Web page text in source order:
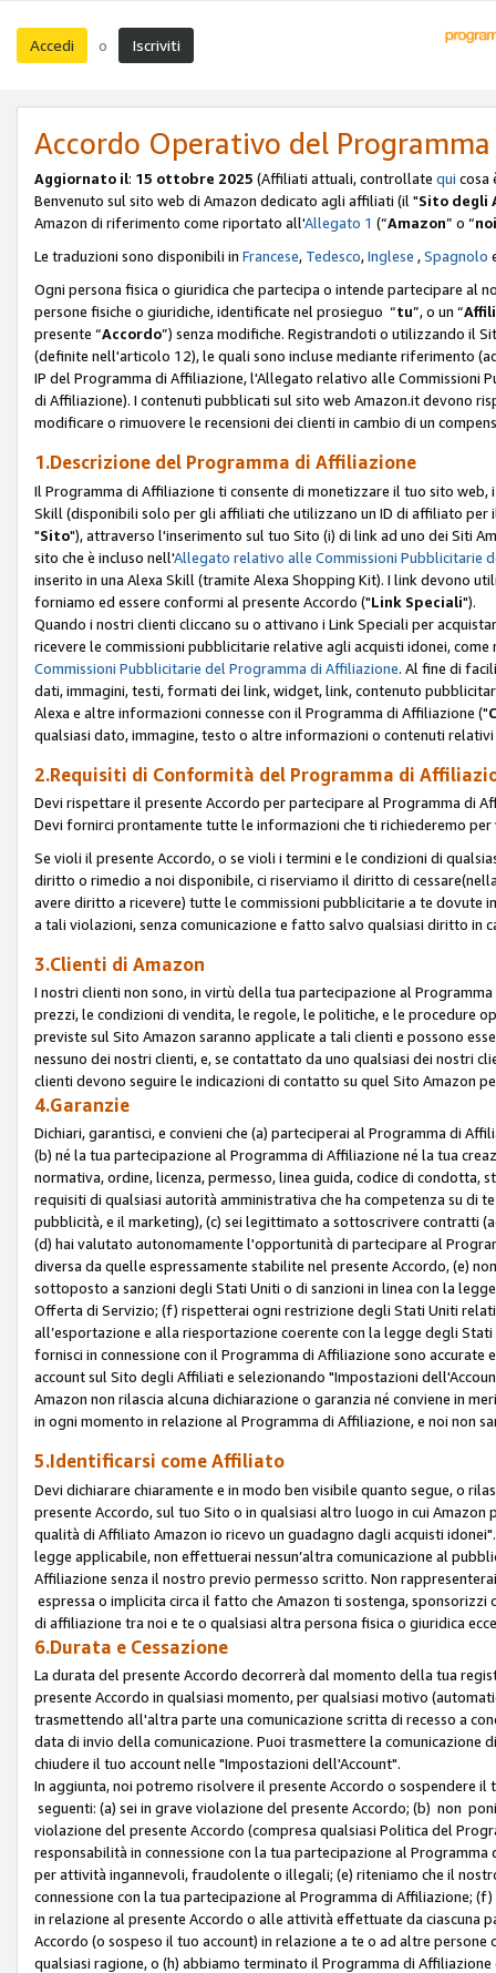
Accedi o Iscriviti
Accordo Operativo del
Aggiornato il: 15 ottobre 2025 (Affiliati attuali, controllate qui cosa
Benvenuto sul sito web di Amazon dedicato agli affiliati (il "Sito degli
Amazon di riferimento come riportato all'Allegato 1 (“Amazon” o “noi
Le traduzioni sono disponibili in Francese, Tedesco,Inglese ,Spagnolo
Ogni persona fisica o giuridica che partecipa o intende partecipare al
persone fisiche o giuridiche, identificate nel prosieguo “tu”, o un “
presente “Accordo”) senza modifiche. Registrandoti o utilizzando il
(definite nell'articolo 12), le quali sono incluse mediante riferimento
IP del Programma di Affiliazione, l'Allegato relativo alle Commissioni
di Affiliazione). I contenuti pubblicati sul sito web Amazon.it devono
modificare o rimuovere le recensioni dei clienti in cambio di un
1.Descrizione del Programma di Affiliazione
Il Programma di Affiliazione ti consente di monetizzare il tuo sito
Skill (disponibili solo per gli affiliati che utilizzano un ID di affiliato per
"Sito"), attraverso l'inserimento sul tuo Sito (i) di link ad uno dei Siti
sito che è incluso nell'Allegato relativo alle Commissioni Pubblicitarie
inserito in una Alexa Skill (tramite Alexa Shopping Kit). I link devono
forniamo ed essere conformi al presente Accordo ("Link Speciali").
Quando i nostri clienti cliccano su o attivano i Link Speciali per
ricevere le commissioni pubblicitarie relative agli acquisti idonei,
Commissioni Pubblicitarie del Programma di Affiliazione. Al fine di
dati, immagini, testi, formati dei link, widget, link, contenuto
Alexa e altre informazioni connesse con il Programma di Affiliazione ("
qualsiasi dato, immagine, testo o altre informazioni o contenuti
2.Requisiti di Conformità del Programma di
Devi rispettare il presente Accordo per partecipare al Programma di
Devi fornirci prontamente tutte le informazioni che ti richiederemo
Se violi il presente Accordo, o se violi i termini e le condizioni di
diritto o rimedio a noi disponibile, ci riserviamo il diritto di
avere diritto a ricevere) tutte le commissioni pubblicitarie a te dovute
a tali violazioni, senza comunicazione e fatto salvo qualsiasi diritto in
3.Clienti di Amazon
I nostri clienti non sono, in virtù della tua partecipazione al
prezzi, le condizioni di vendita, le regole, le politiche, e le procedure
previste sul Sito Amazon saranno applicate a tali clienti e possono
nessuno dei nostri clienti, e, se contattato da uno qualsiasi dei nostri
clienti devono seguire le indicazioni di contatto su quel Sito Amazon
4.Garanzie
Dichiari, garantisci, e convieni che (a) parteciperai al Programma di
(b) né la tua partecipazione al Programma di Affiliazione né la tua
normativa, ordine, licenza, permesso, linea guida, codice di
requisiti di qualsiasi autorità amministrativa che ha competenza su di
pubblicità, e il marketing), (c) sei legittimato a sottoscrivere contratti
(d) hai valutato autonomamente l'opportunità di partecipare al
diversa da quelle espressamente stabilite nel presente Accordo, (e)
sottoposto a sanzioni degli Stati Uniti o di sanzioni in linea con la
Offerta di Servizio; (f) rispetterai ogni restrizione degli Stati Uniti
all’esportazione e alla riesportazione coerente con la legge degli
fornisci in connessione con il Programma di Affiliazione sono
account sul Sito degli Affiliati e selezionando "Impostazioni
Amazon non rilascia alcuna dichiarazione o garanzia né conviene in
in ogni momento in relazione al Programma di Affiliazione, e noi non
5.Identificarsi come Affiliato
Devi dichiarare chiaramente e in modo ben visibile quanto segue, o
presente Accordo, sul tuo Sito o in qualsiasi altro luogo in cui
qualità di Affiliato Amazon io ricevo un guadagno dagli acquisti
legge applicabile, non effettuerai nessun’altra comunicazione al
Affiliazione senza il nostro previo permesso scritto. Non
espressa o implicita circa il fatto che Amazon ti sostenga,
di affiliazione tra noi e te o qualsiasi altra persona fisica o giuridica
6.Durata e Cessazione
La durata del presente Accordo decorrerà dal momento della tua
presente Accordo in qualsiasi momento, per qualsiasi motivo
trasmettendo all'altra parte una comunicazione scritta di recesso a
data di invio della comunicazione. Puoi trasmettere la
chiudere il tuo account nelle "Impostazioni dell'Account".
In aggiunta, noi potremo risolvere il presente Accordo o sospendere
seguenti: (a) sei in grave violazione del presente Accordo; (b) non
violazione del presente Accordo (compresa qualsiasi Politica del
responsabilità in connessione con la tua partecipazione al
per attività ingannevoli, fraudolente o illegali; (e) riteniamo che il
connessione con la tua partecipazione al Programma di Affiliazione;
in relazione al presente Accordo o alle attività effettuate da ciascuna
Accordo (o sospeso il tuo account) in relazione a te o ad altre
qualsiasi ragione, o (h) abbiamo terminato il Programma di